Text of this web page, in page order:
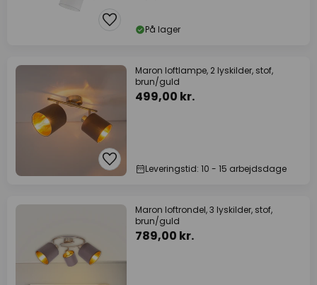
På lager
Maron loftlampe, 2 lyskilder, stof,
brun/guld
499,00 kr.
Leveringstid: 10 - 15 arbejdsdage
Maron loftrondel, 3 lyskilder, stof,
brun/guld
789,00 kr.